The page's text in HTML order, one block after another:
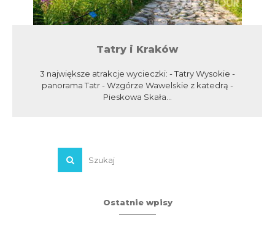
Tatry i Kraków
3 największe atrakcje wycieczki: - Tatry Wysokie -
panorama Tatr - Wzgórze Wawelskie z katedrą -
Pieskowa Skała...
Ostatnie wpisy